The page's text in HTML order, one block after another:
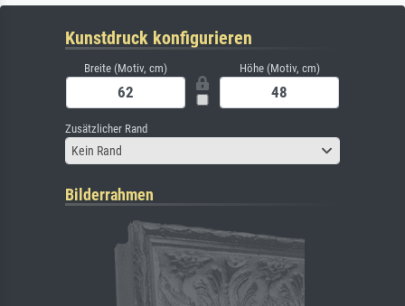
Kunstdruck konfigurieren
Breite (Motiv, cm) Höhe (Motiv, cm)
Zusätzlicher Rand
Kein Rand
Bilderrahmen